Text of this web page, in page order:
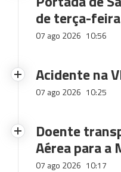
de terça-feira
07 ago 2026 10:56
Acidente na
07 ago 2026 10:25
Doente
Aérea para a
07 ago 2026 10:17